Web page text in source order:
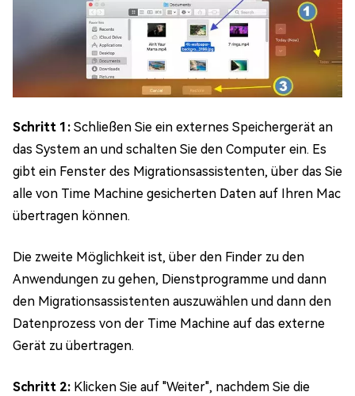
Schritt 1: Schließen Sie ein externes Speichergerät an
das System an und schalten Sie den Computer ein. Es
gibt ein Fenster des Migrationsassistenten, über das Sie
alle von Time Machine gesicherten Daten auf Ihren Mac
übertragen können.
Die zweite Möglichkeit ist, über den Finder zu den
Anwendungen zu gehen, Dienstprogramme und dann
den Migrationsassistenten auszuwählen und dann den
Datenprozess von der Time Machine auf das externe
Gerät zu übertragen.
Schritt 2: Klicken Sie auf "Weiter", nachdem Sie die